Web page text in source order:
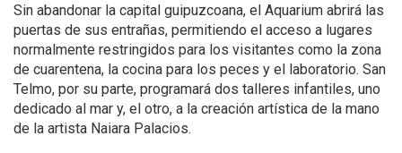
Sin abandonar la capital guipuzcoana, el Aquarium abrirá las
puertas de sus entrañas, permitiendo el acceso a lugares
normalmente restringidos para los visitantes como la zona
de cuarentena, la cocina para los peces y el laboratorio. San
Telmo, por su parte, programará dos talleres infantiles, uno
dedicado al mar y, el otro, a la creación artística de la mano
de la artista Naiara Palacios.